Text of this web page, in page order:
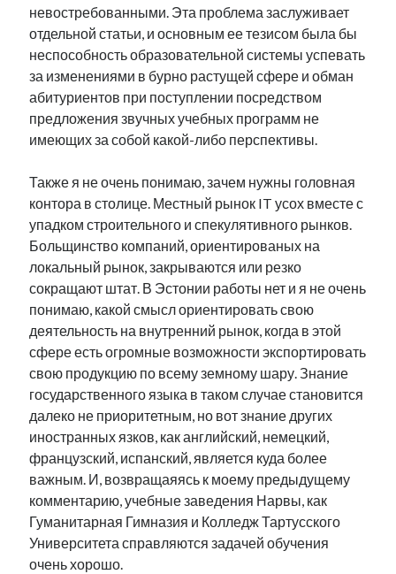
невостребованными. Эта проблема заслуживает
отдельной статьи, и основным ее тезисом была бы
неспособность образовательной системы успевать
за изменениями в бурно растущей сфере и обман
абитуриентов при поступлении посредством
предложения звучных учебных программ не
имеющих за собой какой-либо перспективы.
Также я не очень понимаю, зачем нужны головная
контора в столице. Местный рынок IT усох вместе с
упадком строительного и спекулятивного рынков.
Больщинство компаний, ориентированых на
локальный рынок, закрываются или резко
сокращают штат. В Эстонии работы нет и я не очень
понимаю, какой смысл ориентировать свою
деятельность на внутренний рынок, когда в этой
сфере есть огромные возможности экспортировать
свою продукцию по всему земному шару. Знание
государственного языка в таком случае становится
далеко не приоритетным, но вот знание других
иностранных язков, как английский, немецкий,
французский, испанский, является куда более
важным. И, возвращаяясь к моему предыдущему
комментарию, учебные заведения Нарвы, как
Гуманитарная Гимназия и Колледж Тартусского
Университета справляются задачей обучения
очень хорошо.